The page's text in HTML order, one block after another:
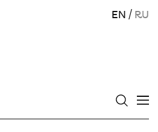
EN / RU